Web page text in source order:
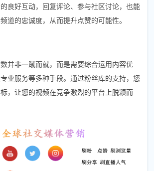
良好互动，回复评论、参与社区讨论，也能
道的忠诚度，从而提升点赞的可能性。
并非一蹴而就，而是需要综合运用内容优
业服务等多种手段。通过粉丝库的支持，您
，让您的视频在竞争激烈的平台上脱颖而